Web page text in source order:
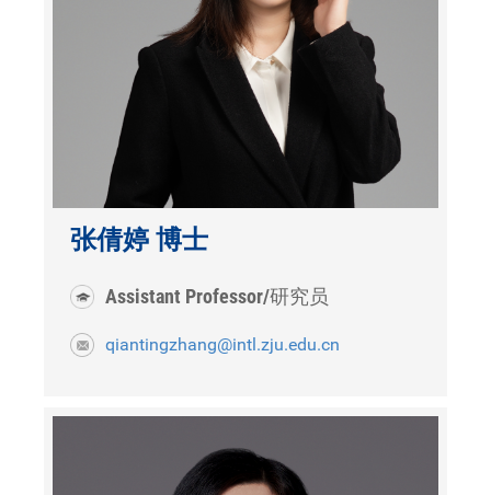
张倩婷 博士
Assistant Professor/研究员
qiantingzhang@intl.zju.edu.cn